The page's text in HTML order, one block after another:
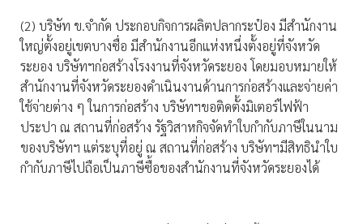
(2) บริษัท ข.จำกัด ประกอบกิจการผลิตปลากระป๋อง มีสำนักงาน
ใหญ่ตั้งอยู่เขตบางซื่อ มีสำนักงานอีกแห่งหนึ่งตั้งอยู่ที่จังหวัด
ระยอง บริษัทฯก่อสร้างโรงงานที่จังหวัดระยอง โดยมอบหมายให้
สำนักงานที่จังหวัดระยองดำเนินงานด้านการก่อสร้างและจ่ายค่า
ใช้จ่ายต่าง ๆ ในการก่อสร้าง บริษัทฯขอติดตั้งมิเตอร์ไฟฟ้า
ประปา ณ สถานที่ก่อสร้าง รัฐวิสาหกิจจัดทำใบกำกับภาษีในนาม
ของบริษัทฯ แต่ระบุที่อยู่ ณ สถานที่ก่อสร้าง บริษัทฯมีสิทธินำใบ
กำกับภาษีไปถือเป็นภาษีซื้อของสำนักงานที่จังหวัดระยองได้